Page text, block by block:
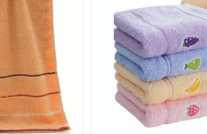
•打 辦： 繡花可打辦。